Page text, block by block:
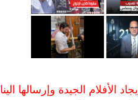
الأفلام الجيدة وإرسالها الينا